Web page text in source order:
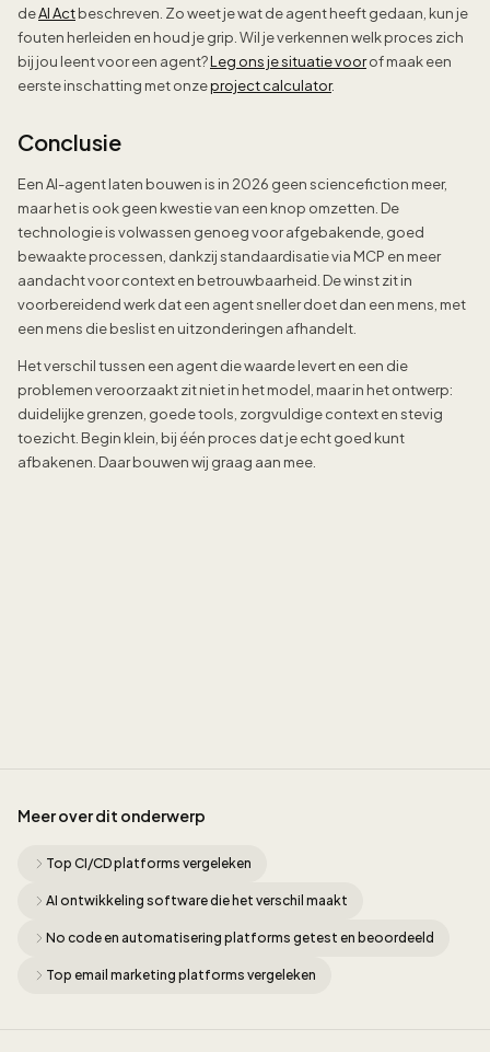
deAI Actbeschreven. Zo weet je wat de agent heeft gedaan, kun je
fouten herleiden en houd je grip. Wil je verkennen welk proces zich
bij jou leent voor een agent?Leg ons je situatie voorof maak een
eerste inschatting met onzeproject calculator.
Conclusie
Een AI-agent laten bouwen is in 2026 geen sciencefiction meer,
maar het is ook geen kwestie van een knop omzetten. De
technologie is volwassen genoeg voor afgebakende, goed
bewaakte processen, dankzij standaardisatie via MCP en meer
aandacht voor context en betrouwbaarheid. De winst zit in
voorbereidend werk dat een agent sneller doet dan een mens, met
een mens die beslist en uitzonderingen afhandelt.
Het verschil tussen een agent die waarde levert en een die
problemen veroorzaakt zit niet in het model, maar in het ontwerp:
duidelijke grenzen, goede tools, zorgvuldige context en stevig
toezicht. Begin klein, bij één proces dat je echt goed kunt
afbakenen. Daar bouwen wij graag aan mee.
Meer over dit onderwerp
Top CI/CD platforms vergeleken
AI ontwikkeling software die het verschil maakt
No code en automatisering platforms getest en beoordeeld
Top email marketing platforms vergeleken